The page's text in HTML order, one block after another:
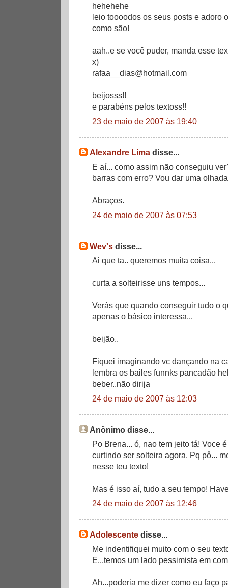
hehehehe
leio toooodos os seus posts e adoro
como são!
aah..e se você puder, manda esse
x)
rafaa__dias@hotmail.com
beijosss!!
e parabéns pelos textoss!!
23 de maio de 2007 às 19:40
Alexandre Lima disse...
E aí... como assim não conseguiu
barras com erro? Vou dar uma
Abraços.
24 de maio de 2007 às 07:53
Wev's disse...
Ai que ta.. queremos muita coisa...
curta a solteirisse uns tempos...
Verás que quando conseguir tudo o
apenas o básico interessa...
beijão..
Fiquei imaginando vc dançando na
lembra os bailes funnks pancadão
beber..não dirija
24 de maio de 2007 às 12:03
Anônimo disse...
Po Brena... ó, nao tem jeito tá! Voce
curtindo ser solteira agora. Pq pô...
nesse teu texto!
Mas é isso aí, tudo a seu tempo!
24 de maio de 2007 às 12:46
Adolescente disse...
Me indentifiquei muito com o seu
E...temos um lado pessimista em
Ah...poderia me dizer como eu faço